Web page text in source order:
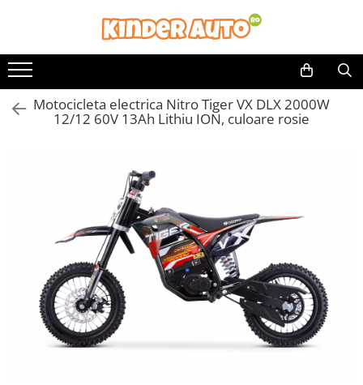
Toate Produsele
Produse in stoc
Masinute electrice
Motociclete electrice
Vehicule electrice adulti
Vehicule speciale copii
Motociclete Drift-Trike
Masinute electrice Mercedes
Masinute electrice tip SUV
Piese & Accesorii
Jucarii RC cu telecomanda
Motocicleta electrica Nitro Tiger VX DLX 2000W
12/12 60V 13Ah Lithiu ION, culoare rosie